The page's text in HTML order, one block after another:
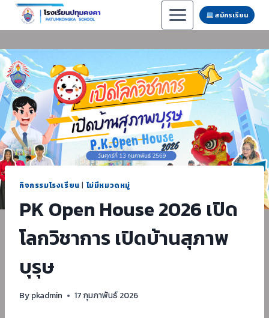
Skip
สมัครเรียน
กิจกรรมโรงเรียน | ไม่มีหมวดหมู่
PK Open House 2026 เปิด
โลกวิชาการ เปิดบ้านสุภาพ
บุรุษ
By pkadmin 17 กุมภาพันธ์ 2026